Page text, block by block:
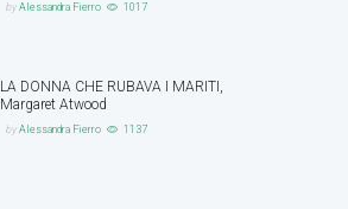
byAlessandra Fierro 1017
LA DONNA CHE RUBAVA I MARITI,
Margaret Atwood
byAlessandra Fierro 1137